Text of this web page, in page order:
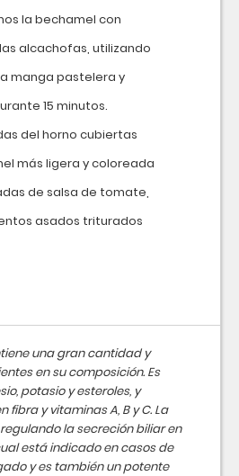
la bechamel con
alcachofas, utilizando
manga pastelera y
15 minutos.
del horno cubiertas
más ligera y coloreada
de salsa de tomate,
asados triturados
una gran cantidad y
en su composición. Es
potasio y esteroles, y
fibra y vitaminas A, B y C. La
la secreción biliar en
está indicado en casos de
y es también un potente